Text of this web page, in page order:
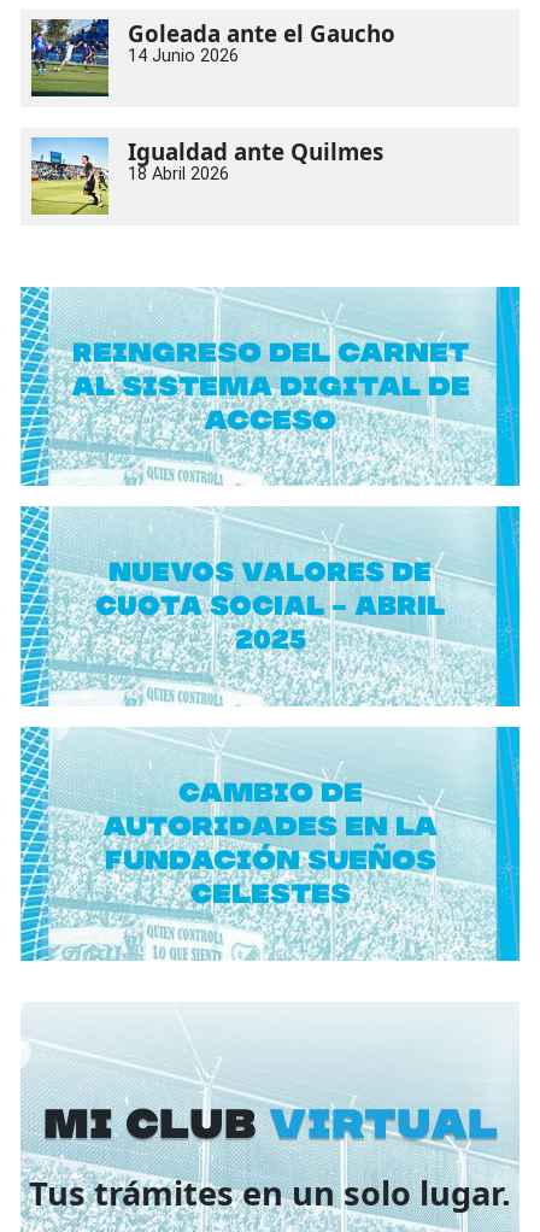
Goleada ante el Gaucho
14 Junio 2026
Igualdad ante Quilmes
18 Abril 2026
Reingreso del carnet
al sistema digital de
acceso
NUEVOS VALORES DE
CUOTA SOCIAL - ABRIL
2025
Cambio de
autoridades en la
Fundación Sueños
Celestes
Mi Clubvirtual
Tus trámites en un solo lugar.